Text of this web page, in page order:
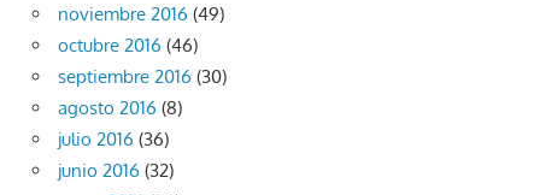
noviembre 2016 (49)
octubre 2016 (46)
septiembre 2016 (30)
agosto 2016 (8)
julio 2016 (36)
junio 2016 (32)